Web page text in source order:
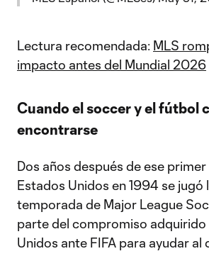
Lectura recomendada: MLS
impacto antes del Mundial 2026
Cuando el soccer y el fútbol
encontrarse
Dos años después de ese
Estados Unidos en 1994 se jugó
temporada de Major League
parte del compromiso
Unidos ante FIFA para ayudar al